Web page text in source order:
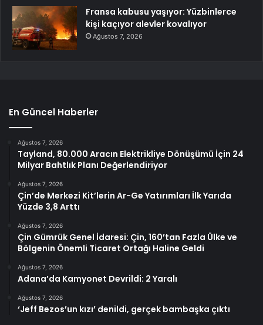
Fransa kabusu yaşıyor: Yüzbinlerce
kişi kaçıyor alevler kovalıyor
Ağustos 7, 2026
En Güncel Haberler
Ağustos 7, 2026
Tayland, 80.000 Aracın Elektrikliye Dönüşümü İçin 24
Milyar Bahtlık Planı Değerlendiriyor
Ağustos 7, 2026
Çin’de Merkezi Kit’lerin Ar-Ge Yatırımları İlk Yarıda
Yüzde 3,8 Arttı
Ağustos 7, 2026
Çin Gümrük Genel İdaresi: Çin, 160’tan Fazla Ülke ve
Bölgenin Önemli Ticaret Ortağı Haline Geldi
Ağustos 7, 2026
Adana’da Kamyonet Devrildi: 2 Yaralı
Ağustos 7, 2026
‘Jeff Bezos’un kızı’ denildi, gerçek bambaşka çıktı